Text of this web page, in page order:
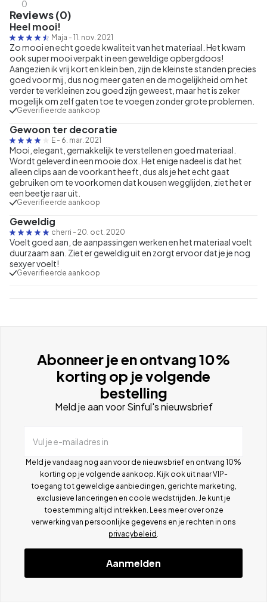
0
Reviews (0)
Heel mooi!
Maja - 11. nov. 2021
Zo mooi en echt goede kwaliteit van het materiaal. Het kwam
ook super mooi verpakt in een geweldige opbergdoos!
Aangezien ik vrij kort en klein ben, zijn de kleinste standen precies
goed voor mij, dus nog meer gaten en de mogelijkheid om het
verder te verkleinen zou goed zijn geweest, maar het is zeker
mogelijk om zelf gaten toe te voegen zonder grote problemen.
Geverifieerde aankoop
Gewoon ter decoratie
E - 6. mar. 2021
Mooi, elegant, gemakkelijk te verstellen en goed materiaal.
Wordt geleverd in een mooie dox. Het enige nadeel is dat het
alleen clips aan de voorkant heeft, dus als je het echt gaat
gebruiken om te voorkomen dat kousen wegglijden, ziet het er
een beetje raar uit.
Geverifieerde aankoop
Geweldig
cherri - 20. oct. 2020
Voelt goed aan, de aanpassingen werken en het materiaal voelt
duurzaam aan. Ziet er geweldig uit en zorgt ervoor dat je je nog
sexyer voelt!
Geverifieerde aankoop
Abonneer je en ontvang 10%
korting op je volgende
bestelling
Meld je aan voor Sinful's nieuwsbrief
Vul je e-mailadres in
Meld je vandaag nog aan voor de nieuwsbrief en ontvang 10%
korting op je volgende aankoop. Kijk ook uit naar VIP-
toegang tot geweldige aanbiedingen, gerichte marketing,
exclusieve lanceringen en coole wedstrijden. Je kunt je
toestemming altijd intrekken. Lees meer over onze
verwerking van persoonlijke gegevens en je rechten in ons
privacybeleid
Aanmelden